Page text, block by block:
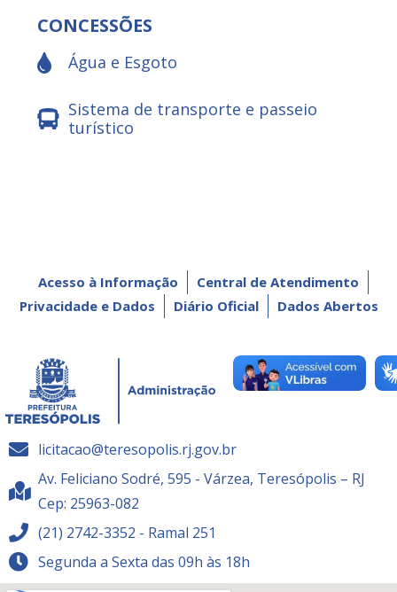
CONCESSÕES
Água e Esgoto
Sistema de transporte e passeio
turístico
Acesso à Informação
Central de Atendimento
Privacidade e Dados
Diário Oficial Dados Abertos
licitacao@teresopolis.rj.gov.br
Av. Feliciano Sodré, 595 - Várzea, Teresópolis – RJ
Cep: 25963-082
(21) 2742-3352 - Ramal 251
Segunda a Sexta das 09h às 18h